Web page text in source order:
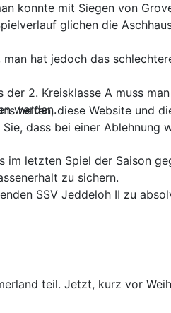
konnte mit Siegen von
glichen die
hat jedoch das
2. Kreisklasse A muss
werden.
im letzten Spiel der Saison
zu sichern.
SSV Jeddeloh II zu
teil. Jetzt, kurz vor
helfen, diese Website und
dass bei einer Ablehnung